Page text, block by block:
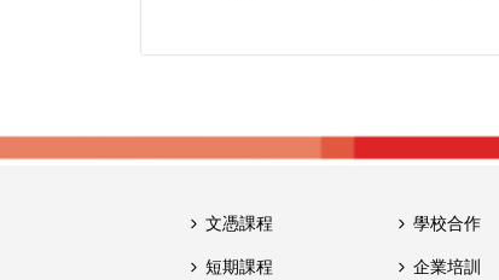
文憑課程
短期課程
學校合作
企業培訓